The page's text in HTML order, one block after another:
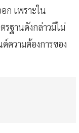
ก เพราะใน
ฐานดังกล่าวมีไม่
ความต้องการของ